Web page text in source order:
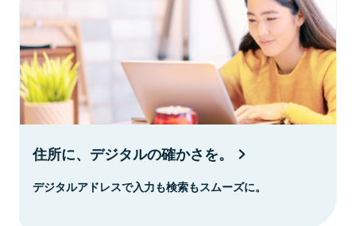
住所に、デジタルの確かさを。
デジタルアドレスで入力も検索もスムーズに。